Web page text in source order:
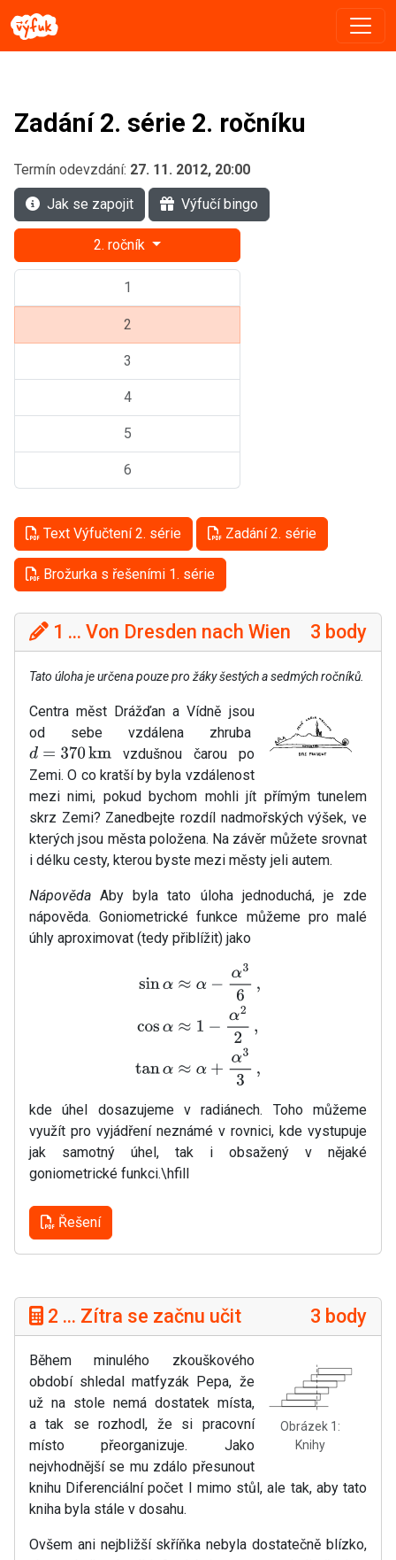
Zadání 2. série 2. ročníku
Termín odevzdání: 27. 11. 2012, 20:00
Jak se zapojit Výfučí bingo
2. ročník
1
2
3
4
5
6
Text Výfučtení 2. série Zadání 2. série
Brožurka s řešeními 1. série
1 ... Von Dresden nach Wien 3 body
Tato úloha je určena pouze pro žáky šestých a sedmých ročníků.
Centra měst Drážďan a Vídně jsou
od sebe vzdálena zhruba
d=370km
vzdušnou čarou po
Zemi. O co kratší by byla vzdálenost
mezi nimi, pokud bychom mohli jít přímým tunelem
skrz Zemi? Zanedbejte rozdíl nadmořských výšek, ve
kterých jsou města položena. Na závěr můžete srovnat
i délku cesty, kterou byste mezi městy jeli autem.
Nápověda Aby byla tato úloha jednoduchá, je zde
nápověda. Goniometrické funkce můžeme pro malé
úhly aproximovat (tedy přiblížit) jako
6 2,tan
kde úhel dosazujeme v radiánech. Toho můžeme
využít pro vyjádření neznámé v rovnici, kde vystupuje
jak samotný úhel, tak i obsažený v nějaké
goniometrické funkci.\hfill
Řešení
2 ... Zítra se začnu učit 3 body
Obrázek 1:
Knihy
Během minulého zkouškového
období shledal matfyzák Pepa, že
už na stole nemá dostatek místa,
a tak se rozhodl, že si pracovní
místo přeorganizuje. Jako
nejvhodnější se mu zdálo přesunout
knihu Diferenciální počet I mimo stůl, ale tak, aby tato
kniha byla stále v dosahu.
Ovšem ani nejbližší skříňka nebyla dostatečně blízko,